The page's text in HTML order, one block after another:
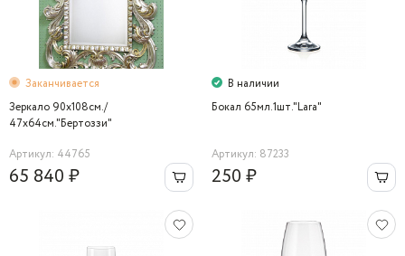
Заканчивается
Зеркало 90х108см./
47х64см."Бертоззи"
Артикул: 44765
65 840 ₽
В наличии
Бокал 65мл.1шт."Lara"
Артикул: 87233
250 ₽